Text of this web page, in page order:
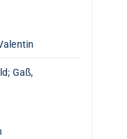
; Gaß,